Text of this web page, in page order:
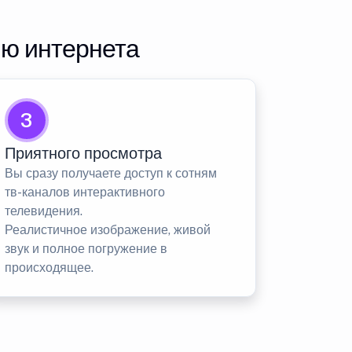
интернета
3
Приятного просмотра
Вы сразу получаете доступ к сотням
тв-каналов интерактивного
телевидения.
Реалистичное изображение, живой
звук и полное погружение в
происходящее.